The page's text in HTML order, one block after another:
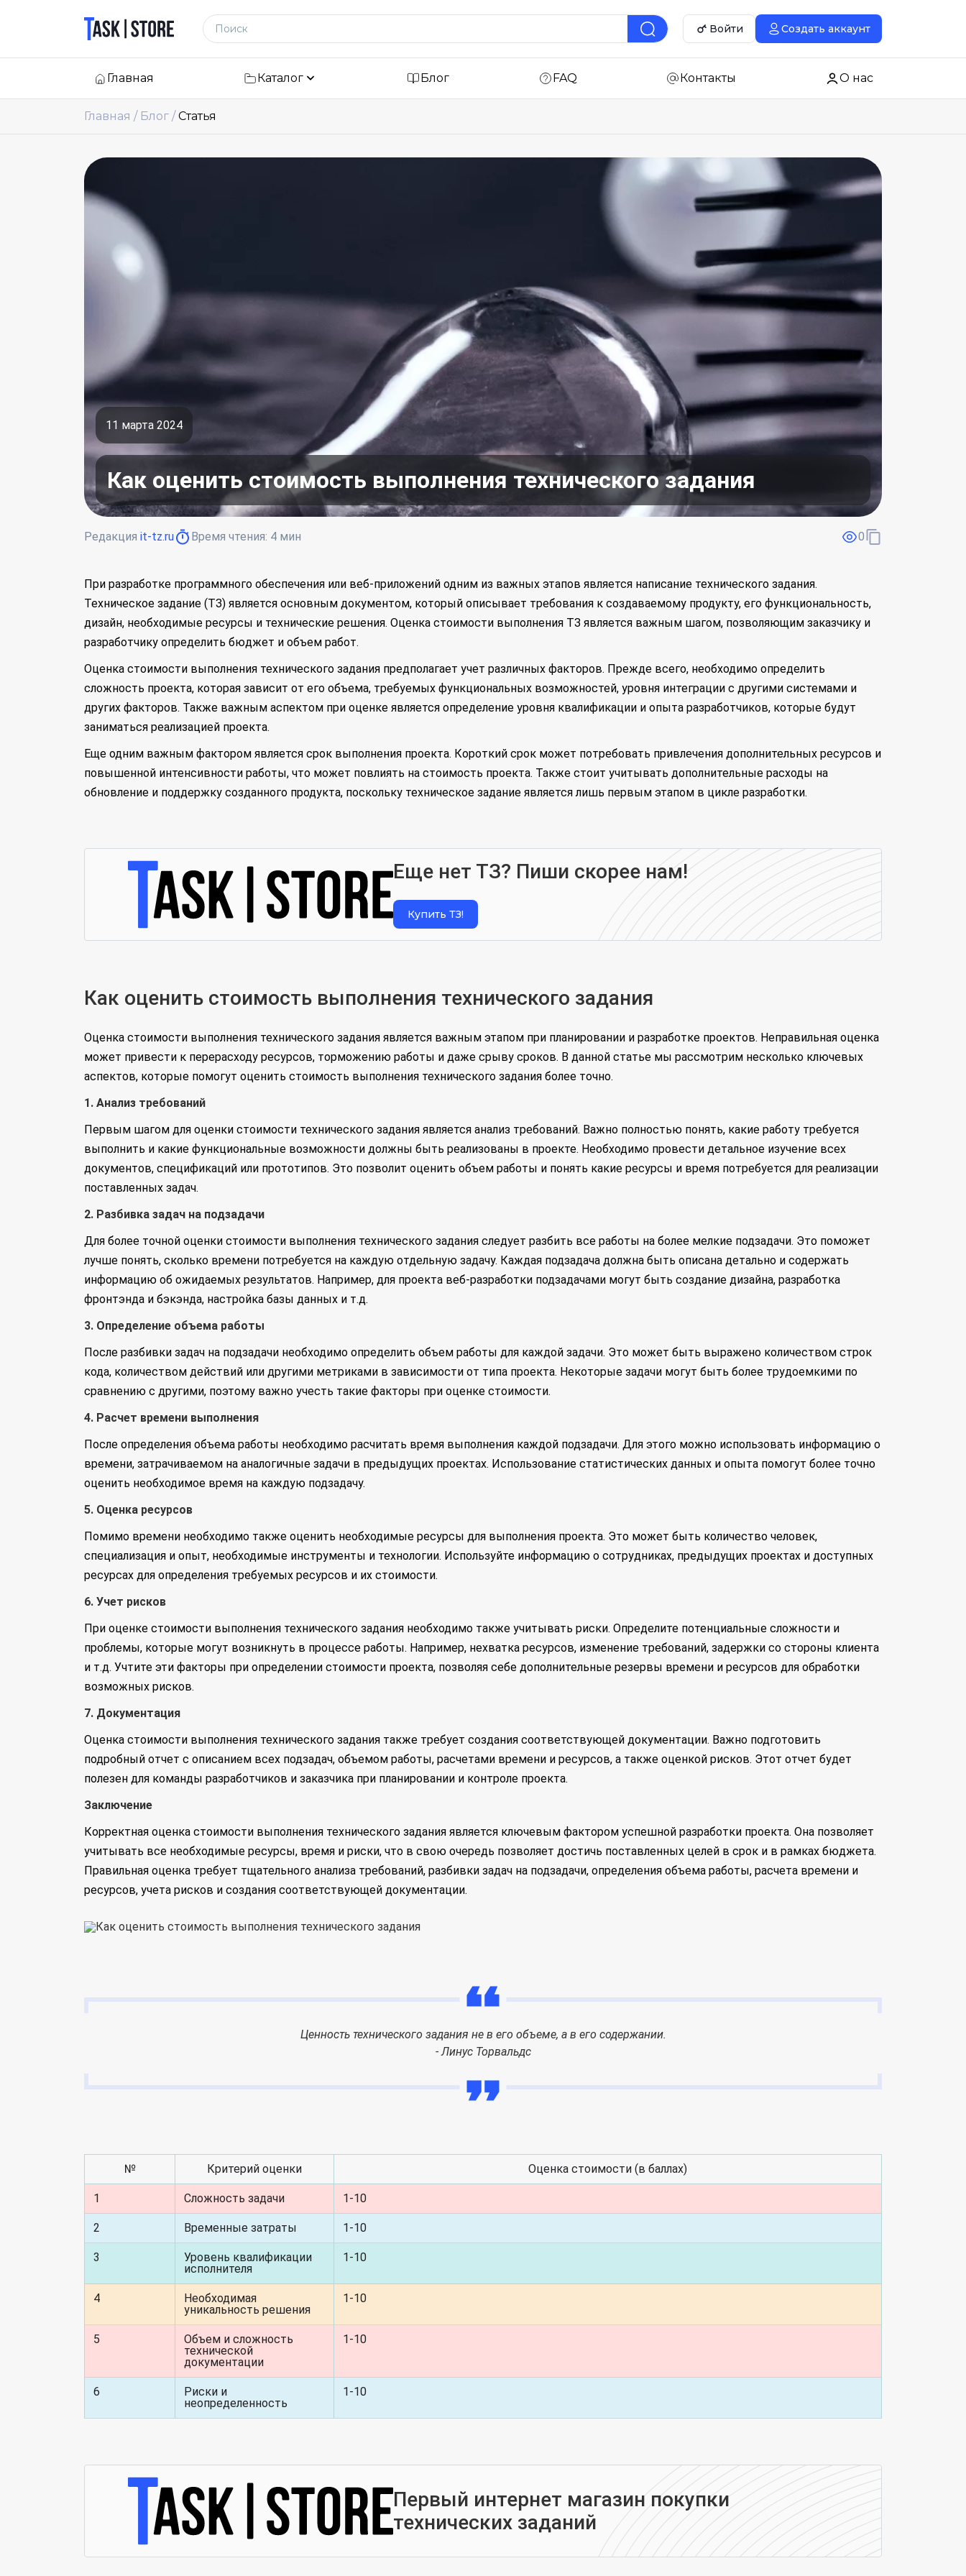
Логотип
Поиск по сайту
Войти Создать аккаунт
Главная Каталог Блог FAQ Контакты О нас
Главная Блог Статья
11 марта 2024
Как оценить стоимость выполнения технического задания
Редакция it-tz.ru Время чтения: 4 мин 0
При разработке программного обеспечения или веб-приложений одним из важных этапов является написание технического задания.
Техническое задание (ТЗ) является основным документом, который описывает требования к создаваемому продукту, его функциональность,
дизайн, необходимые ресурсы и технические решения. Оценка стоимости выполнения ТЗ является важным шагом, позволяющим заказчику и
разработчику определить бюджет и объем работ.
Оценка стоимости выполнения технического задания предполагает учет различных факторов. Прежде всего, необходимо определить
сложность проекта, которая зависит от его объема, требуемых функциональных возможностей, уровня интеграции с другими системами и
других факторов. Также важным аспектом при оценке является определение уровня квалификации и опыта разработчиков, которые будут
заниматься реализацией проекта.
Еще одним важным фактором является срок выполнения проекта. Короткий срок может потребовать привлечения дополнительных ресурсов и
повышенной интенсивности работы, что может повлиять на стоимость проекта. Также стоит учитывать дополнительные расходы на
обновление и поддержку созданного продукта, поскольку техническое задание является лишь первым этапом в цикле разработки.
Еще нет ТЗ? Пиши скорее нам!
Купить ТЗ!
Как оценить стоимость выполнения технического задания
Оценка стоимости выполнения технического задания является важным этапом при планировании и разработке проектов. Неправильная оценка
может привести к перерасходу ресурсов, торможению работы и даже срыву сроков. В данной статье мы рассмотрим несколько ключевых
аспектов, которые помогут оценить стоимость выполнения технического задания более точно.
1. Анализ требований
Первым шагом для оценки стоимости технического задания является анализ требований. Важно полностью понять, какие работу требуется
выполнить и какие функциональные возможности должны быть реализованы в проекте. Необходимо провести детальное изучение всех
документов, спецификаций или прототипов. Это позволит оценить объем работы и понять какие ресурсы и время потребуется для реализации
поставленных задач.
2. Разбивка задач на подзадачи
Для более точной оценки стоимости выполнения технического задания следует разбить все работы на более мелкие подзадачи. Это поможет
лучше понять, сколько времени потребуется на каждую отдельную задачу. Каждая подзадача должна быть описана детально и содержать
информацию об ожидаемых результатов. Например, для проекта веб-разработки подзадачами могут быть создание дизайна, разработка
фронтэнда и бэкэнда, настройка базы данных и т.д.
3. Определение объема работы
После разбивки задач на подзадачи необходимо определить объем работы для каждой задачи. Это может быть выражено количеством строк
кода, количеством действий или другими метриками в зависимости от типа проекта. Некоторые задачи могут быть более трудоемкими по
сравнению с другими, поэтому важно учесть такие факторы при оценке стоимости.
4. Расчет времени выполнения
После определения объема работы необходимо расчитать время выполнения каждой подзадачи. Для этого можно использовать информацию о
времени, затрачиваемом на аналогичные задачи в предыдущих проектах. Использование статистических данных и опыта помогут более точно
оценить необходимое время на каждую подзадачу.
5. Оценка ресурсов
Помимо времени необходимо также оценить необходимые ресурсы для выполнения проекта. Это может быть количество человек,
специализация и опыт, необходимые инструменты и технологии. Используйте информацию о сотрудниках, предыдущих проектах и доступных
ресурсах для определения требуемых ресурсов и их стоимости.
6. Учет рисков
При оценке стоимости выполнения технического задания необходимо также учитывать риски. Определите потенциальные сложности и
проблемы, которые могут возникнуть в процессе работы. Например, нехватка ресурсов, изменение требований, задержки со стороны клиента
и т.д. Учтите эти факторы при определении стоимости проекта, позволяя себе дополнительные резервы времени и ресурсов для обработки
возможных рисков.
7. Документация
Оценка стоимости выполнения технического задания также требует создания соответствующей документации. Важно подготовить
подробный отчет с описанием всех подзадач, объемом работы, расчетами времени и ресурсов, а также оценкой рисков. Этот отчет будет
полезен для команды разработчиков и заказчика при планировании и контроле проекта.
Заключение
Корректная оценка стоимости выполнения технического задания является ключевым фактором успешной разработки проекта. Она позволяет
учитывать все необходимые ресурсы, время и риски, что в свою очередь позволяет достичь поставленных целей в срок и в рамках бюджета.
Правильная оценка требует тщательного анализа требований, разбивки задач на подзадачи, определения объема работы, расчета времени и
ресурсов, учета рисков и создания соответствующей документации.
Ценность технического задания не в его объеме, а в его содержании.
- Линус Торвальдс
№ Критерий оценки Оценка стоимости (в баллах)
1 Сложность задачи 1-10
2 Временные затраты 1-10
3
Уровень квалификации
исполнителя
1-10
4
Необходимая
уникальность решения
1-10
5
Объем и сложность
технической
документации
1-10
6
Риски и
неопределенность
1-10
Первый интернет магазин покупки
технических заданий